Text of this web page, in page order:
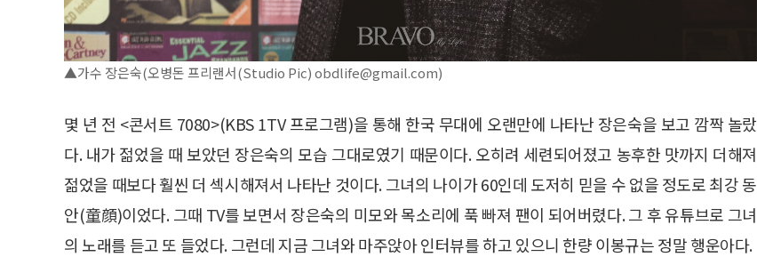
▲가수 장은숙(오병돈 프리랜서(Studio Pic) obdlife@gmail.com)
몇 년 전 <콘서트 7080>(KBS 1TV 프로그램)을 통해 한국 무대에 오랜만에 나타난 장은숙을 보고 깜짝 놀랐
다. 내가 젊었을 때 보았던 장은숙의 모습 그대로였기 때문이다. 오히려 세련되어졌고 농후한 맛까지 더해져
젊었을 때보다 훨씬 더 섹시해져서 나타난 것이다. 그녀의 나이가 60인데 도저히 믿을 수 없을 정도로 최강 동
안(童顔)이었다. 그때 TV를 보면서 장은숙의 미모와 목소리에 푹 빠져 팬이 되어버렸다. 그 후 유튜브로 그녀
의 노래를 듣고 또 들었다. 그런데 지금 그녀와 마주앉아 인터뷰를 하고 있으니 한량 이봉규는 정말 행운아다.